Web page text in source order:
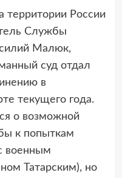
территории России
Службы
Малюк,
суд отдал
в
текущего года.
о возможной
к попыткам
военным
Татарским), но